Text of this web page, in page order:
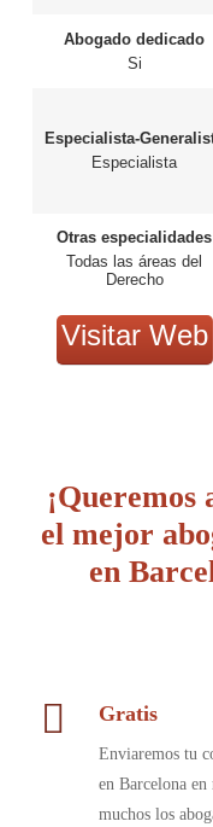
Abogado dedicado
Si
Especialista-
Especialista
Otras especialidades
Todas las áreas del
Derecho
Visitar Web
el mejor
en
Gratis
Enviaremos tu
en Barcelona
muchos los